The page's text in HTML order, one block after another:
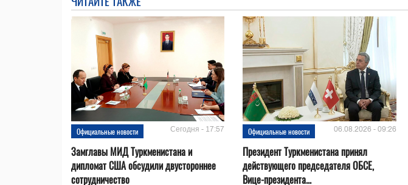
Официальные новости Сегодня - 17:57
Замглавы МИД Туркменистана и
дипломат США обсудили двустороннее
сотрудничество
Официальные новости 06.08.2026 - 09:26
Президент Туркменистана принял
действующего председателя ОБСЕ,
Вице-президента...